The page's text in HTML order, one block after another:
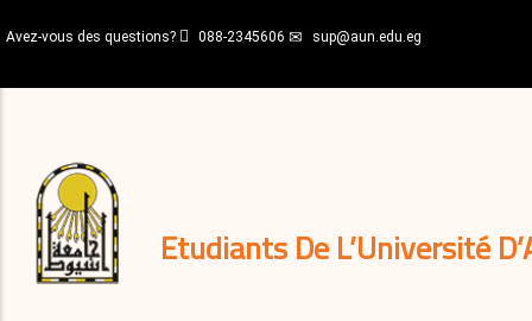
au
principal
Avez-vous des questions? 088-2345606 sup@aun.edu.eg
Etudiants De L’Université
décisions
Expatriés
Journal